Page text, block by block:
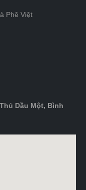
Phê Việt
Dầu Một, Bình